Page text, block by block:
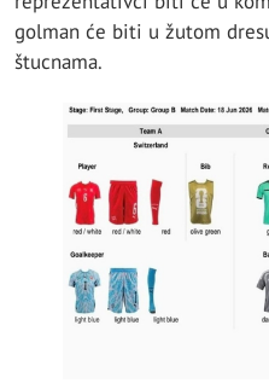
golman će biti u žutom
štucnama.